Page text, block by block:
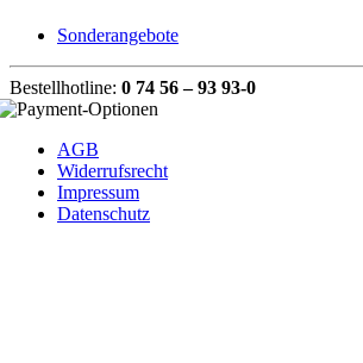
Sonderangebote
Bestellhotline: 0 74 56 – 93 93-0
AGB
Widerrufsrecht
Impressum
Datenschutz